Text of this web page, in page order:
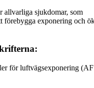
allvarliga sjukdomar, som
förebygga exponering och
för luftvägsexponering